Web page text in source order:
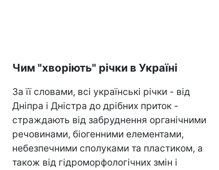
Чим "хворіють" річки в Україні
За її словами, всі українські річки - від
Дніпра і Дністра до дрібних приток -
страждають від забруднення органічними
речовинами, біогенними елементами,
небезпечними сполуками та пластиком, а
також від гідроморфологічних змін і